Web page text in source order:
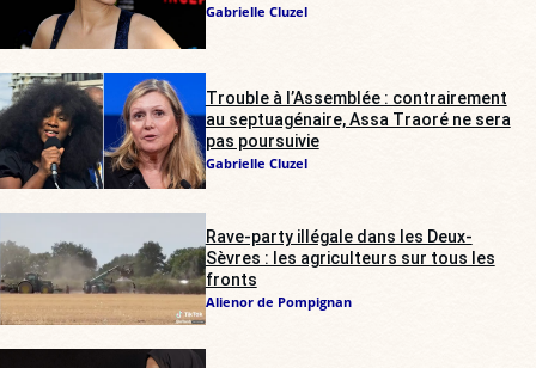
Gabrielle Cluzel
Trouble à l’Assemblée : contrairement
au septuagénaire, Assa Traoré ne sera
pas poursuivie
Gabrielle Cluzel
Rave-party illégale dans les Deux-
Sèvres : les agriculteurs sur tous les
fronts
Alienor de Pompignan